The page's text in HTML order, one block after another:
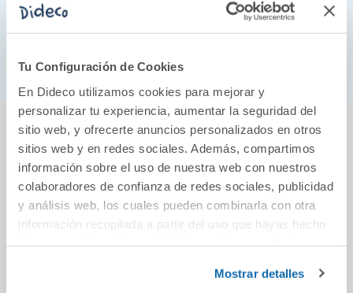
Tu Configuración de Cookies
En Dideco utilizamos cookies para mejorar y
personalizar tu experiencia, aumentar la seguridad del
sitio web, y ofrecerte anuncios personalizados en otros
sitios web y en redes sociales. Además, compartimos
información sobre el uso de nuestra web con nuestros
colaboradores de confianza de redes sociales, publicidad
y análisis web, los cuales pueden combinarla con otra
información recopilada a partir del uso que hayas hecho
Mostrar detalles
disfrutarán mientras observan y exploran cada pieza
motricidad básica y la coordinación ojo-mano.
También podría gustarte...